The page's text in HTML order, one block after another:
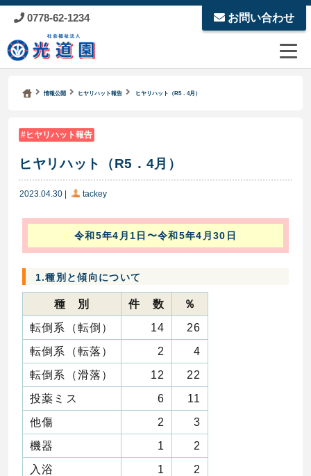
0778-62-1234 お問い合わせ
社会福祉法人 光道園
情報公開 ヒヤリハット報告 ヒヤリハット（R5．4月）
ヒヤリハット報告
ヒヤリハット（R5．4月）
2023.04.30 tackey
令和5年4月1日〜令和5年4月30日
1.種別と傾向について
種 別 件 数
％
転倒系（転倒）
14
26
転倒系（転落）
2
4
転倒系（滑落）
12
22
投薬ミス
6
11
他傷
2
3
機器
1
2
入浴
1
2